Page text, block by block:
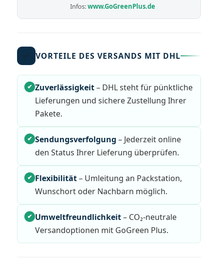
Infos:www.GoGreenPlus.de
✅ VORTEILE DES VERSANDS MIT DHL
✔ Zuverlässigkeit– DHL steht für pünktliche
Lieferungen und sichere Zustellung Ihrer
Pakete.
✔ Sendungsverfolgung – Jederzeit online
den Status Ihrer Lieferung überprüfen.
✔ Flexibilität– Umleitung an Packstation,
Wunschort oder Nachbarn möglich.
✔ Umweltfreundlichkeit– CO₂-neutrale
Versandoptionen mit GoGreen Plus.